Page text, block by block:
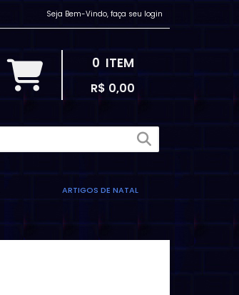
Seja Bem-Vindo, faça seu login
0 ITEM
R$ 0,00
ARTIGOS DE NATAL